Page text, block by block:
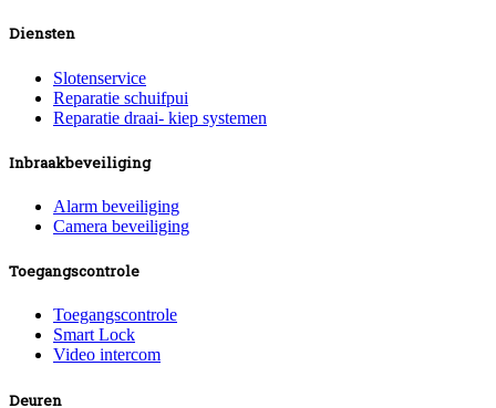
Diensten
Slotenservice
Reparatie schuifpui
Reparatie draai- kiep systemen
Inbraakbeveiliging
Alarm beveiliging
Camera beveiliging
Toegangscontrole
Toegangscontrole
Smart Lock
Video intercom
Deuren